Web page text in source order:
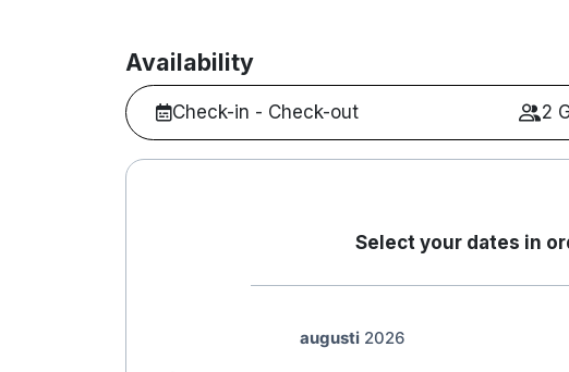
Availability
Check-in - Check-out 2
Select your dates in